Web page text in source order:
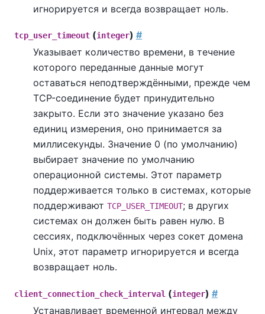
игнорируется и всегда возвращает ноль.
tcp_user_timeout (integer) #
Указывает количество времени, в течение
которого переданные данные могут
оставаться неподтверждёнными, прежде чем
TCP-соединение будет принудительно
закрыто. Если это значение указано без
единиц измерения, оно принимается за
миллисекунды. Значение 0 (по умолчанию)
выбирает значение по умолчанию
операционной системы. Этот параметр
поддерживается только в системах, которые
поддерживают TCP_USER_TIMEOUT; в других
системах он должен быть равен нулю. В
сессиях, подключённых через сокет домена
Unix, этот параметр игнорируется и всегда
возвращает ноль.
client_connection_check_interval (integer) #
Устанавливает временной интервал между